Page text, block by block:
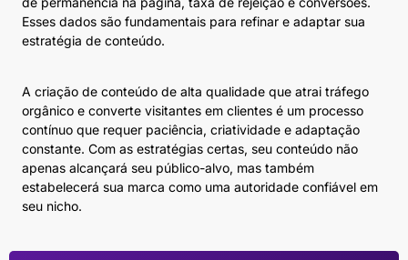
Esses dados são fundamentais para refinar e adaptar sua
estratégia de conteúdo.
A criação de conteúdo de alta qualidade que atrai tráfego
orgânico e converte visitantes em clientes é um processo
contínuo que requer paciência, criatividade e adaptação
constante. Com as estratégias certas, seu conteúdo não
apenas alcançará seu público-alvo, mas também
estabelecerá sua marca como uma autoridade confiável em
seu nicho.